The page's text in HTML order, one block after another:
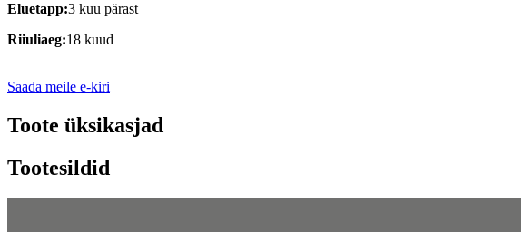
Eluetapp:3 kuu pärast
Riiuliaeg:18 kuud
Saada meile e-kiri
Toote üksikasjad
Tootesildid